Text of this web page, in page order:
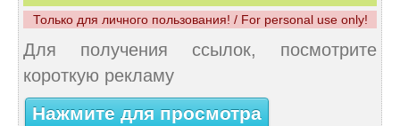
Только для личного пользования! / For personal use only!
Для получения ссылок, посмотрите
короткую рекламу
Нажмите для просмотра